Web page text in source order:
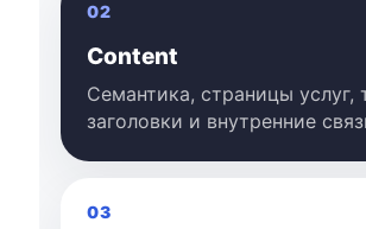
02
Content
Семантика, страницы услуг,
заголовки и внутренние
03